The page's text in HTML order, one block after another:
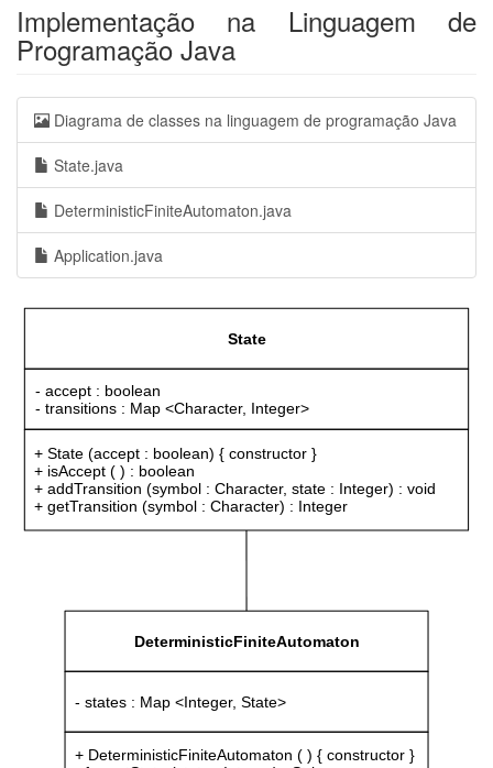
Implementação na Linguagem de
Programação Java
Diagrama de classes na linguagem de programação Java
State.java
DeterministicFiniteAutomaton.java
Application.java